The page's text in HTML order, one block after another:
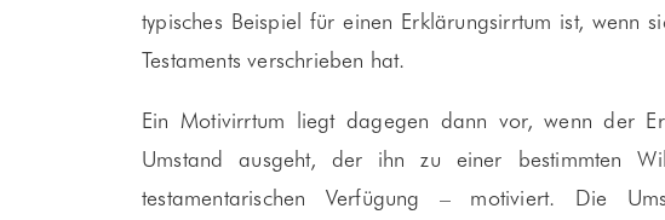
typisches Beispiel für einen Erklärungsirrtum ist, wenn
Testaments verschrieben hat.
Ein Motivirrtum liegt dagegen dann vor, wenn der
Umstand ausgeht, der ihn zu einer bestimmten
testamentarischen Verfügung – motiviert. Die